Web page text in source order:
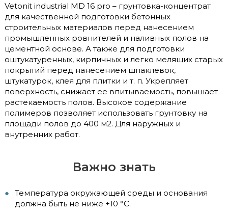
Vetonit industrial MD 16 pro – грунтовка-концентрат
для качественной подготовки бетонных
строительных материалов перед нанесением
промышленных ровнителей и наливных полов на
цементной основе. А также для подготовки
оштукатуренных, кирпичных и легко мелящих старых
покрытий перед нанесением шпаклевок,
штукатурок, клея для плитки и т. п. Укрепляет
поверхность, снижает ее впитываемость, повышает
растекаемость полов. Высокое содержание
полимеров позволяет использовать грунтовку на
площади полов до 400 м2. Для наружных и
внутренних работ.
Важно знать
Температура окружающей среды и основания
должна быть не ниже +10 °С.